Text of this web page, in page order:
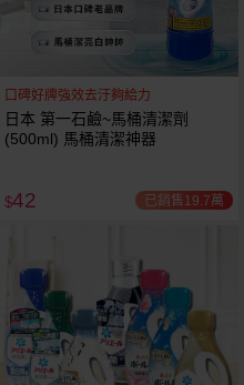
口碑好牌強效去汙夠給力
日本 第一石鹼~馬桶清潔劑
(500ml) 馬桶清潔神器
$42 已銷售19.7萬